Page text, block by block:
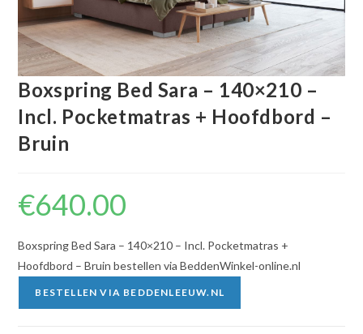
Boxspring Bed Sara – 140×210 –
Incl. Pocketmatras + Hoofdbord –
Bruin
€640.00
Boxspring Bed Sara – 140×210 – Incl. Pocketmatras +
Hoofdbord – Bruin bestellen via BeddenWinkel-online.nl
BESTELLEN VIA BEDDENLEEUW.NL